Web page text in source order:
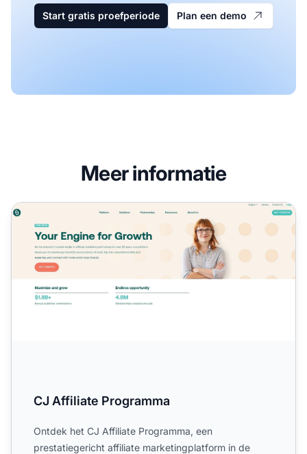
Start gratis proefperiode Plan een demo
Meer informatie
CJ Affiliate Programma
CJ Affiliate Programma
Ontdek het CJ Affiliate Programma, een
prestatiegericht affiliate marketingplatform in de